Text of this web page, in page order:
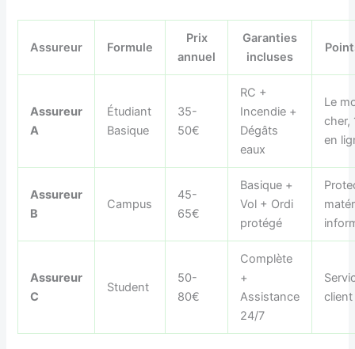
Assureur Formule
Prix
annuel
Garanties
incluses
Assureur
A
Étudiant
Basique
35-
50€
RC +
Incendie +
Dégâts
eaux
Le
cher,
en
Assureur
B
Campus
45-
65€
Basique +
Vol + Ordi
protégé
Assureur
C
Student
50-
80€
Complète
+
Assistance
24/7